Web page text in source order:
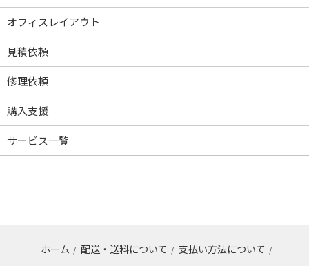
オフィスレイアウト
見積依頼
修理依頼
購入支援
サービス一覧
ホーム / 配送・送料について / 支払い方法について /